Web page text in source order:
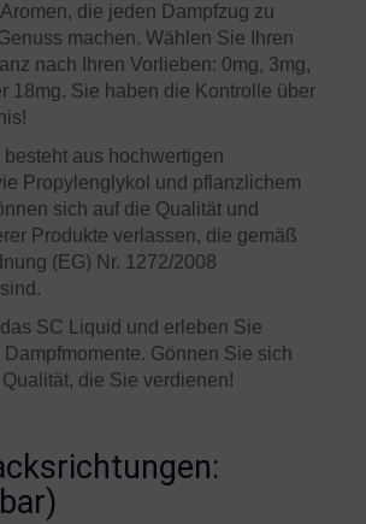
die jeden Dampfzug zu
machen. Wählen Sie Ihren
nach Ihren Vorlieben: 0mg, 3mg,
18mg. Sie haben die Kontrolle über
besteht aus hochwertigen
Propylenglykol und pflanzlichem
sich auf die Qualität und
Produkte verlassen, die gemäß
(EG) Nr. 1272/2008
SC Liquid und erleben Sie
Gönnen Sie sich
die Sie verdienen!